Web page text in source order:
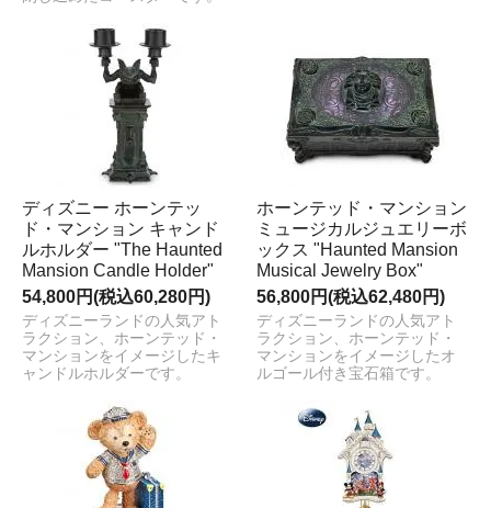
ディズニー ホーンテッ
ド・マンション キャンド
ルホルダー "The Haunted
Mansion Candle Holder"
54,800円(税込60,280円)
ディズニーランドの人気アト
ラクション、ホーンテッド・
マンションをイメージしたキ
ャンドルホルダーです。
ホーンテッド・マンション
ミュージカルジュエリーボ
ックス "Haunted Mansion
Musical Jewelry Box"
56,800円(税込62,480円)
ディズニーランドの人気アト
ラクション、ホーンテッド・
マンションをイメージしたオ
ルゴール付き宝石箱です。